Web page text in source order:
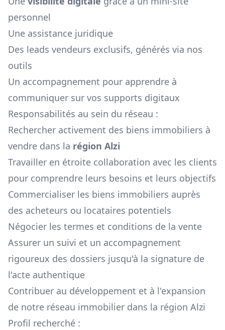
personnel
Une assistance juridique
Des leads vendeurs exclusifs, générés via nos
outils
Un accompagnement pour apprendre à
communiquer sur vos supports digitaux
Responsabilités au sein du réseau :
Rechercher activement des biens immobiliers à
vendre dans la région Alzi
Travailler en étroite collaboration avec les clients
pour comprendre leurs besoins et leurs objectifs
Commercialiser les biens immobiliers auprès
des acheteurs ou locataires potentiels
Négocier les termes et conditions de la vente
Assurer un suivi et un accompagnement
rigoureux des dossiers jusqu'à la signature de
l'acte authentique
Contribuer au développement et à l'expansion
de notre réseau immobilier dans la région Alzi
Profil recherché :